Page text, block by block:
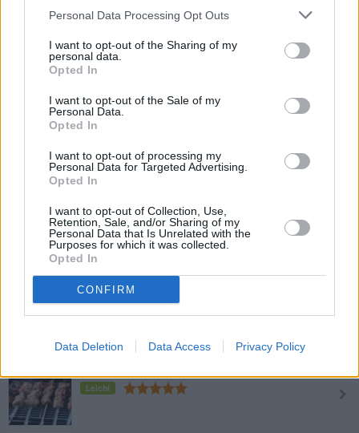
Personal Data Processing Opt Outs
I want to opt-out of the Sharing of my
personal data.
Opted In
I want to opt-out of the Sale of my
Personal Data.
Opted In
I want to opt-out of processing my
Personal Data for Targeted Advertising.
Opted In
I want to opt-out of Collection, Use,
Retention, Sale, and/or Sharing of my
Personal Data that Is Unrelated with the
Purposes for which it was collected.
Opted In
CONFIRM
Data Deletion Data Access Privacy Policy
Gebratene Lammkoteletts
Mittel
Lammkoteletts
Mittel
Lammfilet im knusprigen
Kartoffelmantel
Mittel
Gebratene Lammkoteletts mit
Pistazien
Leicht